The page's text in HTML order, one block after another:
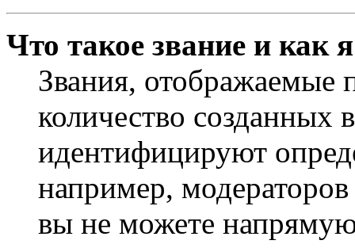
Что такое звание и как
Звания,
количество
идентифицируют
например,
вы не можете